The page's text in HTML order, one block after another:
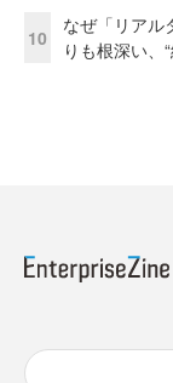
10
なぜ「リア
りも根深い、